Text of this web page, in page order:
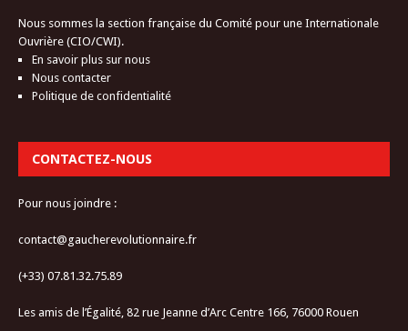
Nous sommes la section française du Comité pour une Internationale
Ouvrière (CIO/CWI).
En savoir plus sur nous
Nous contacter
Politique de confidentialité
CONTACTEZ-NOUS
Pour nous joindre :
contact@gaucherevolutionnaire.fr
(+33) 07.81.32.75.89
Les amis de l’Égalité, 82 rue Jeanne d’Arc Centre 166, 76000 Rouen